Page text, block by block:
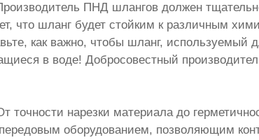
ПНД шлангов должен
что шланг будет стойким к различным
как важно, чтобы шланг,
в воде! Добросовестный
нарезки материала до
оборудованием, позволяющим